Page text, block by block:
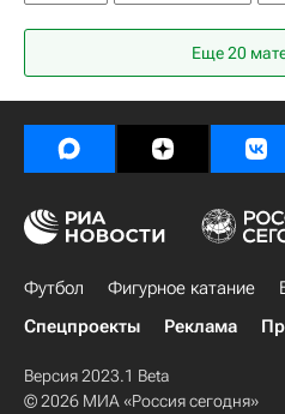
Лацио
Интер
РПЛ 2026-2027 (Чемпионат
Спорт
Еще 20
Футбол Фигурное катание
Спецпроекты
Реклама
Версия 2023.1 Beta
© 2026 МИА «Россия сегодня»